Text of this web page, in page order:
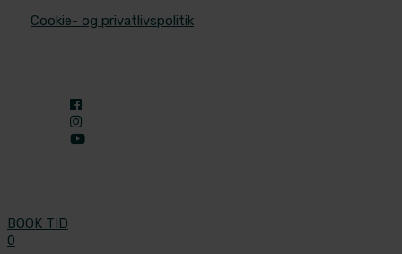
Cookie- og privatlivspolitik
BOOK TID
0